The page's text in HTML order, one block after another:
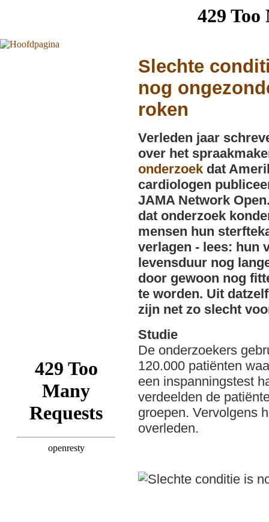
Slechte
nog
roken
Verleden jaar
over het
onderzoek dat
cardiologen
JAMA Network
dat onderzoek
mensen hun
verlagen - lees: hun
levensduur nog
door gewoon nog
te worden. Uit
zijn net zo slecht
Studie
De onderzoekers
120.000 patiënten
een inspanningstest
verdeelden de
groepen. Vervolgens
overleden.